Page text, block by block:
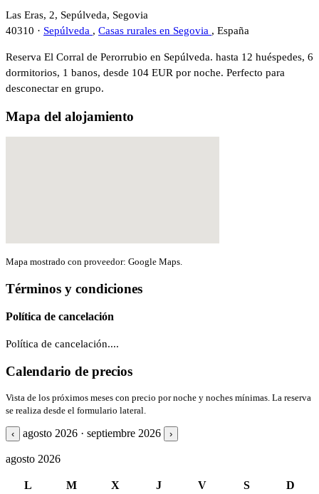
Las Eras, 2, Sepúlveda, Segovia
40310 · Sepúlveda , Casas rurales en Segovia , España
Reserva El Corral de Perorrubio en Sepúlveda. hasta 12 huéspedes, 6
dormitorios, 1 banos, desde 104 EUR por noche. Perfecto para
desconectar en grupo.
Mapa del alojamiento
Mapa mostrado con proveedor: Google Maps.
Términos y condiciones
Política de cancelación
Política de cancelación....
Calendario de precios
Vista de los próximos meses con precio por noche y noches mínimas. La reserva
se realiza desde el formulario lateral.
‹ agosto 2026 · septiembre 2026 ›
agosto 2026
L M X J V S
D